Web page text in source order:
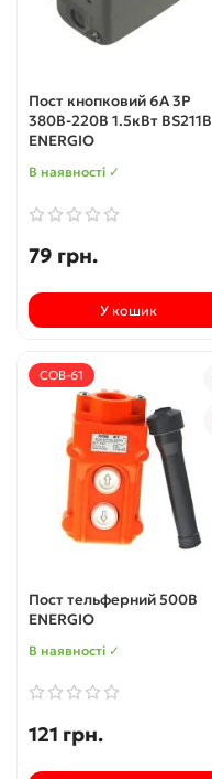
Пост кнопковий 6A 3P
380В-220В 1.5кВт BS211B
ENERGIO
В наявності ✓
79 грн.
У кошик
COB-61
Пост тельферний 500В
ENERGIO
В наявності ✓
121 грн.